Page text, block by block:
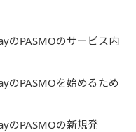
のPASMOのサービス内
のPASMOを始めるため
のPASMOの新規発